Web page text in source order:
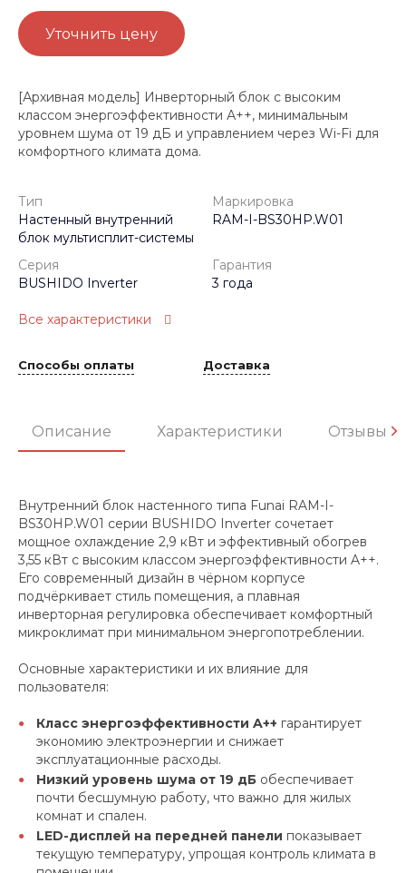
Уточнить цену
[Архивная модель] Инверторный блок с высоким
классом энергоэффективности А++, минимальным
уровнем шума от 19 дБ и управлением через Wi-Fi для
комфортного климата дома.
Тип
Настенный внутренний
блок мультисплит-системы
Маркировка
RAM-I-BS30HP.W01
Серия
BUSHIDO Inverter
Гарантия
3 года
Все характеристики
Способы оплаты Доставка
Описание Характеристики Отзывы
Внутренний блок настенного типа Funai RAM-I-
BS30HP.W01 серии BUSHIDO Inverter сочетает
мощное охлаждение 2,9 кВт и эффективный обогрев
3,55 кВт с высоким классом энергоэффективности A++.
Его современный дизайн в чёрном корпусе
подчёркивает стиль помещения, а плавная
инверторная регулировка обеспечивает комфортный
микроклимат при минимальном энергопотреблении.
Основные характеристики и их влияние для
пользователя:
Класс энергоэффективности A++ гарантирует
экономию электроэнергии и снижает
эксплуатационные расходы.
Низкий уровень шума от 19 дБ обеспечивает
почти бесшумную работу, что важно для жилых
комнат и спален.
LED-дисплей на передней панели показывает
текущую температуру, упрощая контроль климата в